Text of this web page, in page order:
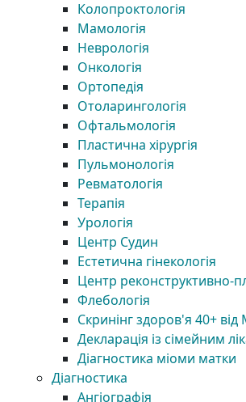
Колопроктологія
Мамологія
Неврологія
Онкологія
Ортопедія
Отоларингологія
Офтальмологія
Пластична хірургія
Пульмонологія
Ревматологія
Терапія
Урологія
Центр Судин
Естетична гінекологія
Центр реконструктивно-
Флебологія
Скринінг здоров'я 40+
Декларація із сімейним
Діагностика міоми матки
Діагностика
Ангіографія